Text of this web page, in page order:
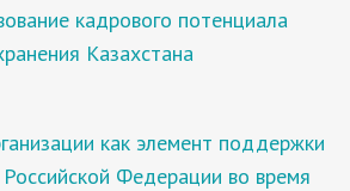
кадрового потенциала
Казахстана
как элемент поддержки
Федерации во время